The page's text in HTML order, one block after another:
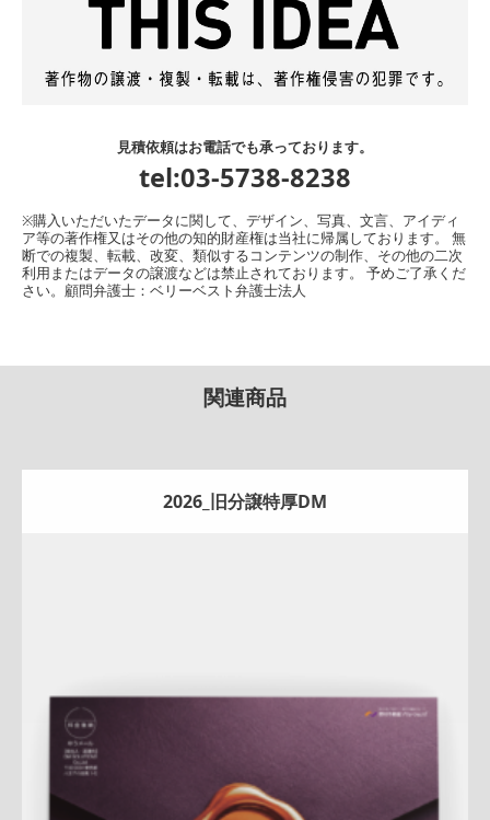
見積依頼はお電話でも承っております。
tel:03-5738-8238
※購入いただいたデータに関して、デザイン、写真、文言、アイディ
ア等の著作権又はその他の知的財産権は当社に帰属しております。 無
断での複製、転載、改変、類似するコンテンツの制作、その他の二次
利用またはデータの譲渡などは禁止されております。 予めご了承くだ
さい。顧問弁護士：ベリーベスト弁護士法人
関連商品
2026_旧分譲特厚DM
A4ペラ マンション土地戸建
サービス紹